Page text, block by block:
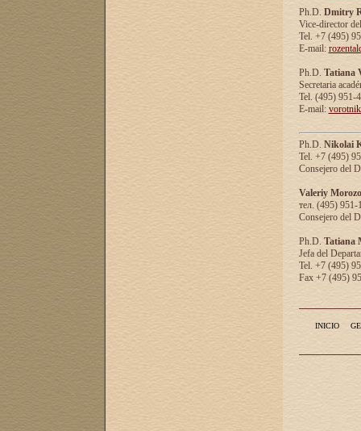
Ph.D. Dmitry
Vice-director
Tel. +7 (495)
E-mail:
Ph.D. Tatiana
Secretaria
Tel. (495) 951-
E-mail:
Ph.D. Nikolai
Tel. +7 (495)
Consejero del
Valeriy
тел. (495) 951-
Consejero del
Ph.D. Tatiana
Jefa del
Tel. +7 (495)
Fax +7 (495)
INICIO